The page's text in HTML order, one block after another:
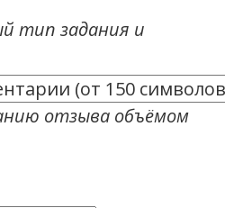
тип задания и
отзыва объёмом